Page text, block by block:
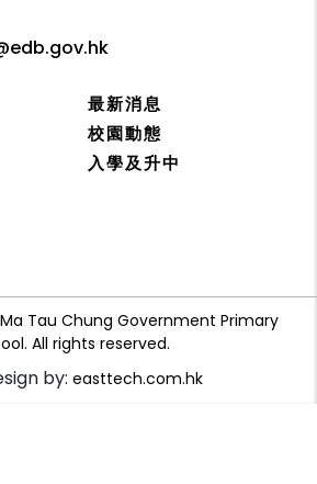
最新消息
校園動態
入學及升中
Tau Chung Government Primary
All rights reserved.
by: easttech.com.hk